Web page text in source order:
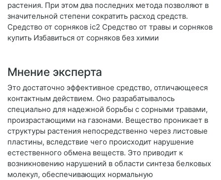
растения. При этом два последних метода позволяют в
значительной степени сократить расход средств.
Средство от сорняков ic2 Средство от травы и сорняков
купить Избавиться от сорняков без химии
Мнение эксперта
Это достаточно эффективное средство, отличающееся
контактным действием. Оно разрабатывалось
специально для надежной борьбы с сорными травами,
произрастающими на газонами. Вещество проникает в
структуры растения непосредственно через листовые
пластины, вследствие чего происходит нарушение
естественного обмена веществ. Это приводит к
возникновению нарушений в области синтеза белковых
молекул, обеспечивающих нормальную